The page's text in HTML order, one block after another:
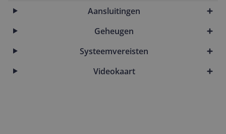
Aansluitingen
Geheugen
Systeemvereisten
Videokaart